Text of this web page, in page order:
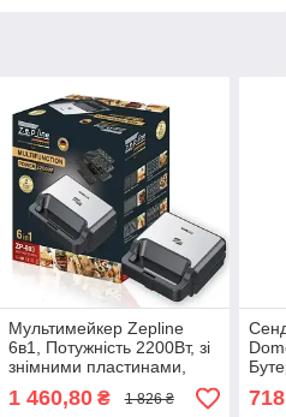
Мультимейкер Zepline
6в1, Потужність 2200Вт, зі
знімними пластинами,
сіра (ZP 803)
1 460,80₴ 1 826 ₴
/
718